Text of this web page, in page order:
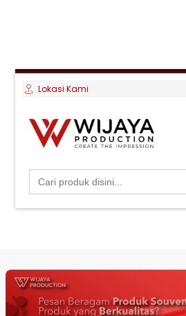
Lokasi Kami
Search
for: